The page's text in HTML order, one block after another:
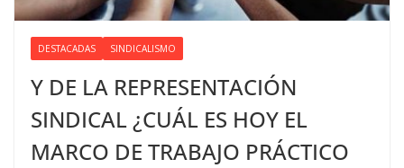
DESTACADAS SINDICALISMO
Y DE LA REPRESENTACIÓN
SINDICAL ¿CUÁL ES HOY EL
MARCO DE TRABAJO PRÁCTICO